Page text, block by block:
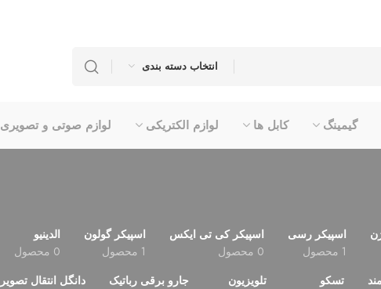
انتخاب دسته بندی
گیمینگ کابل ها لوازم الکتریکی لوازم صوتی و تصویری
اسپیکر رسی
1 محصول
اسپیکر کی تی ایکس
0 محصول
اسپیکر گولون
1 محصول
الدینیو
0 محصول
تسکو
تلویزیون
جارو برقی رباتیک
دانگل انتقال تصویر